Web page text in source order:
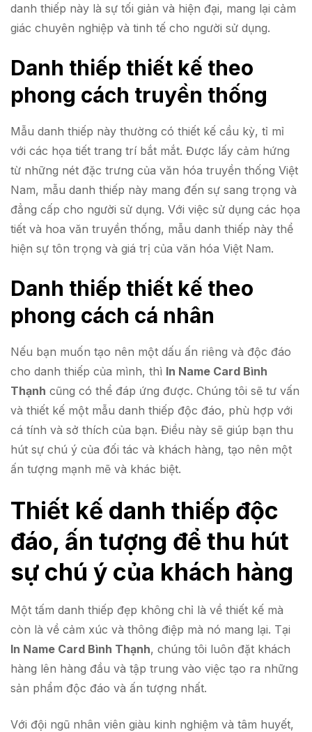
danh thiếp này là sự tối giản và hiện đại, mang lại cảm
giác chuyên nghiệp và tinh tế cho người sử dụng.
Danh thiếp thiết kế theo
phong cách truyền thống
Mẫu danh thiếp này thường có thiết kế cầu kỳ, tỉ mỉ
với các họa tiết trang trí bắt mắt. Được lấy cảm hứng
từ những nét đặc trưng của văn hóa truyền thống Việt
Nam, mẫu danh thiếp này mang đến sự sang trọng và
đẳng cấp cho người sử dụng. Với việc sử dụng các họa
tiết và hoa văn truyền thống, mẫu danh thiếp này thể
hiện sự tôn trọng và giá trị của văn hóa Việt Nam.
Danh thiếp thiết kế theo
phong cách cá nhân
Nếu bạn muốn tạo nên một dấu ấn riêng và độc đáo
cho danh thiếp của mình, thì In Name Card Bình
Thạnh cũng có thể đáp ứng được. Chúng tôi sẽ tư vấn
và thiết kế một mẫu danh thiếp độc đáo, phù hợp với
cá tính và sở thích của bạn. Điều này sẽ giúp bạn thu
hút sự chú ý của đối tác và khách hàng, tạo nên một
ấn tượng mạnh mẽ và khác biệt.
Thiết kế danh thiếp độc
đáo, ấn tượng để thu hút
sự chú ý của khách hàng
Một tấm danh thiếp đẹp không chỉ là về thiết kế mà
còn là về cảm xúc và thông điệp mà nó mang lại. Tại
In Name Card Bình Thạnh, chúng tôi luôn đặt khách
hàng lên hàng đầu và tập trung vào việc tạo ra những
sản phẩm độc đáo và ấn tượng nhất.
Với đội ngũ nhân viên giàu kinh nghiệm và tâm huyết,